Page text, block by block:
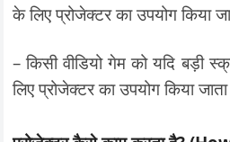
के लिए प्रोजेक्टर का उपयोग किया
– किसी वीडियो गेम को यदि बड़ी
लिए प्रोजेक्टर का उपयोग किया